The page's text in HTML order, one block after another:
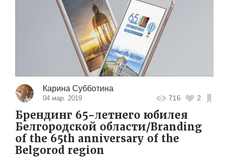
Карина Субботина
04 мар. 2019 716 2
Брендинг 65-летнего юбилея
Белгородской области/Branding
of the 65th anniversary of the
Belgorod region